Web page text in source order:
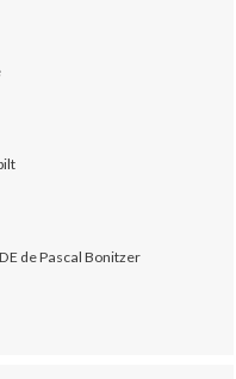
de Pascal Bonitzer